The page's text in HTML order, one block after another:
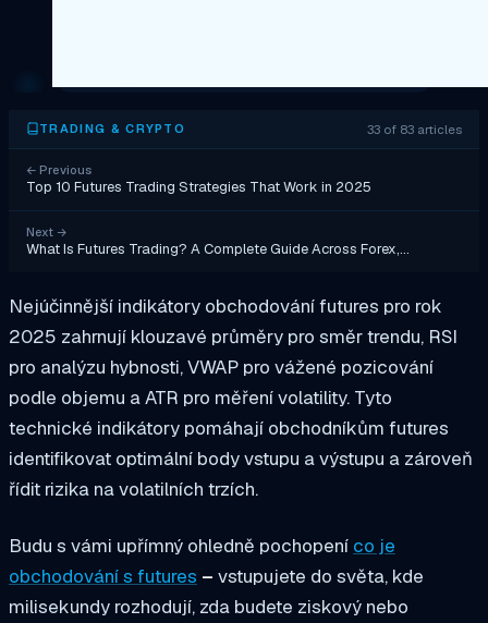
TRADING & CRYPTO 33 of 83 articles
← Previous
Top 10 Futures Trading Strategies That Work in 2025
Next →
What Is Futures Trading? A Complete Guide Across Forex,…
Nejúčinnější indikátory obchodování futures pro rok
2025 zahrnují klouzavé průměry pro směr trendu, RSI
pro analýzu hybnosti, VWAP pro vážené pozicování
podle objemu a ATR pro měření volatility. Tyto
technické indikátory pomáhají obchodníkům futures
identifikovat optimální body vstupu a výstupu a zároveň
řídit rizika na volatilních trzích.
Budu s vámi upřímný ohledně pochopení co je
obchodování s futures – vstupujete do světa, kde
milisekundy rozhodují, zda budete ziskový nebo